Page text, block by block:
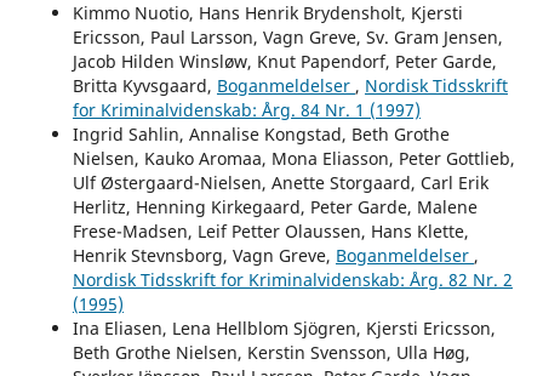
Kimmo Nuotio, Hans Henrik Brydensholt, Kjersti
Ericsson, Paul Larsson, Vagn Greve, Sv. Gram Jensen,
Jacob Hilden Winsløw, Knut Papendorf, Peter Garde,
Britta Kyvsgaard, Boganmeldelser , Nordisk Tidsskrift
for Kriminalvidenskab: Årg. 84 Nr. 1 (1997)
Ingrid Sahlin, Annalise Kongstad, Beth Grothe
Nielsen, Kauko Aromaa, Mona Eliasson, Peter Gottlieb,
Ulf Østergaard-Nielsen, Anette Storgaard, Carl Erik
Herlitz, Henning Kirkegaard, Peter Garde, Malene
Frese-Madsen, Leif Petter Olaussen, Hans Klette,
Henrik Stevnsborg, Vagn Greve, Boganmeldelser ,
Nordisk Tidsskrift for Kriminalvidenskab: Årg. 82 Nr. 2
(1995)
Ina Eliasen, Lena Hellblom Sjögren, Kjersti Ericsson,
Beth Grothe Nielsen, Kerstin Svensson, Ulla Høg,